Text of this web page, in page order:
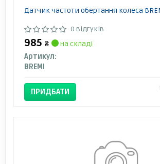
Датчик частоти обертання колеса
0 відгуків
985 ₴
на складі
Артикул:
BREMI
ПРИДБАТИ